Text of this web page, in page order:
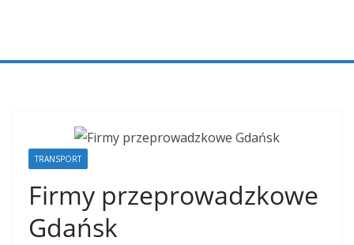
TRANSPORT
Firmy przeprowadzkowe
Gdańsk